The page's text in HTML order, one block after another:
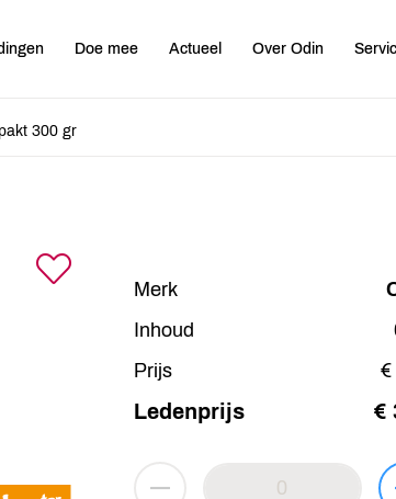
Doe mee Actueel Over Odin
300 gr
Merk
Inhoud
Prijs
€
Ledenprijs €